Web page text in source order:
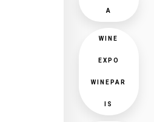
A
WINE
EXPO
WINEPAR
IS